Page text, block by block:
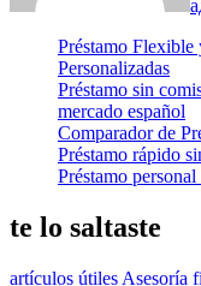
Préstamo Flexible
Personalizadas
Préstamo sin
mercado español
Comparador de
Préstamo rápido
Préstamo
te lo saltaste
artículos útiles Asesoría